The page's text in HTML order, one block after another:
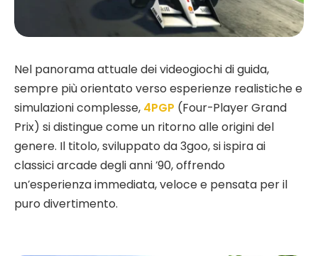
Nel panorama attuale dei videogiochi di guida,
sempre più orientato verso esperienze realistiche e
simulazioni complesse, 4PGP (Four-Player Grand
Prix) si distingue come un ritorno alle origini del
genere. Il titolo, sviluppato da 3goo, si ispira ai
classici arcade degli anni ’90, offrendo
un’esperienza immediata, veloce e pensata per il
puro divertimento.